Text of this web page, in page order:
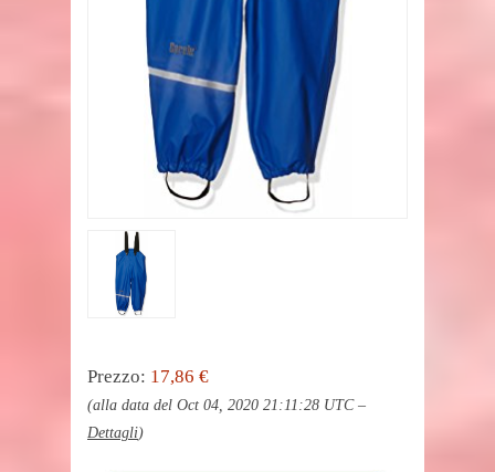
Prezzo: 17,86 €
(alla data del Oct 04, 2020 21:11:28 UTC –
Dettagli)